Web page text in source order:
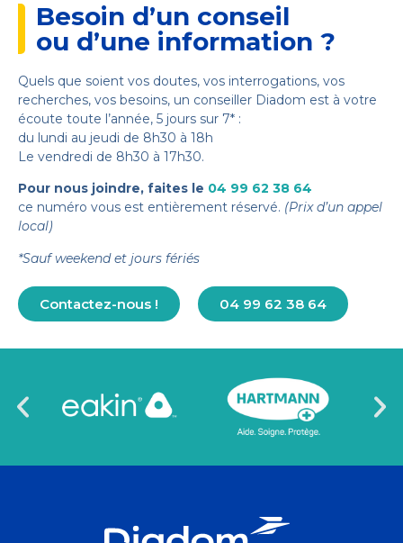
Besoin d’un conseil
ou d’une information ?
Quels que soient vos doutes, vos interrogations, vos
recherches, vos besoins, un conseiller Diadom est à votre
écoute toute l’année, 5 jours sur 7* :
du lundi au jeudi de 8h30 à 18h
Le vendredi de 8h30 à 17h30.
Pour nous joindre, faites le 04 99 62 38 64
ce numéro vous est entièrement réservé. (Prix d’un appel
local)
*Sauf weekend et jours fériés
Contactez-nous ! 04 99 62 38 64